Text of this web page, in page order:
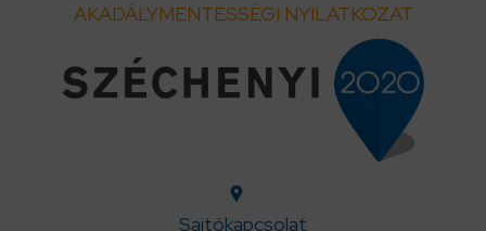
AKADÁLYMENTESSÉGI NYILATKOZAT
Sajtókapcsolat